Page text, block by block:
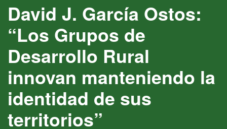
David J. García Ostos:
“Los Grupos de
Desarrollo Rural
innovan manteniendo la
identidad de sus
territorios”